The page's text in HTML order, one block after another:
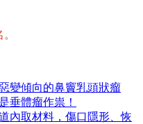
變傾向的鼻竇乳頭狀瘤
垂體瘤作祟！
內取材料，傷口隱形、恢